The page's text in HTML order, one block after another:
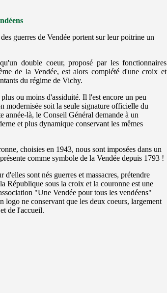
guerres de Vendée portent sur leur poitrine un
double coeur, proposé par les fonctionnaires
de la Vendée, est alors complété d'une croix et
du régime de Vichy.
ou moins d'assiduité. Il l'est encore un peu
modernisée soit la seule signature officielle du
année-là, le Conseil Général demande à un
et plus dynamique conservant les mêmes
choisies en 1943, nous sont imposées dans un
comme symbole de la Vendée depuis 1793 !
sont nés guerres et massacres, prétendre
République sous la croix et la couronne est une
"Une Vendée pour tous les vendéens"
logo ne conservant que les deux coeurs, largement
de l'accueil.